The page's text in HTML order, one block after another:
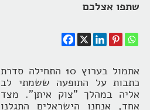
שתפו אצלכם
אתמול בערוץ 10 התחילה סדרת
כתבות על התופעה ששמתי לב
אליה במהלך "צוק איתן". מצד
אחד, אנחנו הישראלים התגלנו